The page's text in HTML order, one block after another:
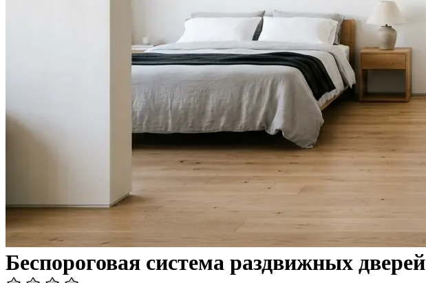
Беспороговая система раздвижных дверей